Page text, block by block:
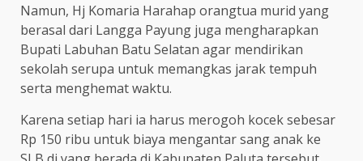
Namun, Hj Komaria Harahap orangtua murid yang
berasal dari Langga Payung juga mengharapkan
Bupati Labuhan Batu Selatan agar mendirikan
sekolah serupa untuk memangkas jarak tempuh
serta menghemat waktu.
Karena setiap hari ia harus merogoh kocek sebesar
Rp 150 ribu untuk biaya mengantar sang anak ke